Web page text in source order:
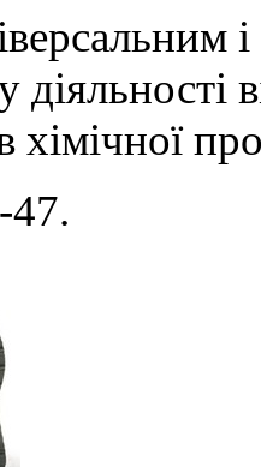
діяльності
хімічної
47.